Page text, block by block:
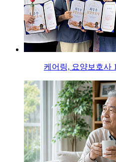
케어링, 요양보호사